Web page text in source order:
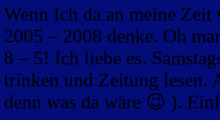
Wenn Ich da an meine
2005 – 2008 denke. Oh
8 – 5! Ich liebe es.
trinken und Zeitung lesen.
denn was da wäre 😉 ).